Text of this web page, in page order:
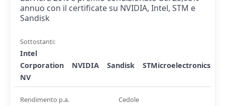
annuo con il certificate su NVIDIA, Intel, STM e
Sandisk
Sottostanti:
Intel
Corporation
NVIDIA Sandisk
STMicroelectronics
NV
Rendimento p.a. Cedole